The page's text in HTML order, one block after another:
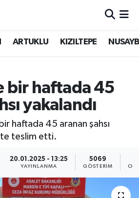
ARTUKLU KIZILTEPE
bir haftada 45
yakalandı
haftada 45 aranan şahsı
teslim etti.
20.01.2025 - 13:25
YAYINLANMA
5069
GÖSTERIM
Eczaneler
Vakitleri
Haritası
Durumu ve Fikstür